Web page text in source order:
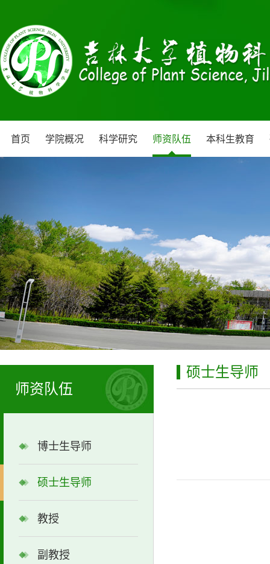
首页 学院概况 科学研究 师资队伍 本科生教育
师资队伍
博士生导师
硕士生导师
教授
副教授
硕士生导师